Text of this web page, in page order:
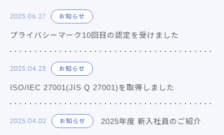
2025.06.27 お知らせ
プライバシーマーク10回目の認定を受けました
2025.04.23 お知らせ
ISO/IEC 27001(JIS Q 27001)を取得しました
2025.04.02 お知らせ 2025年度 新入社員のご紹介